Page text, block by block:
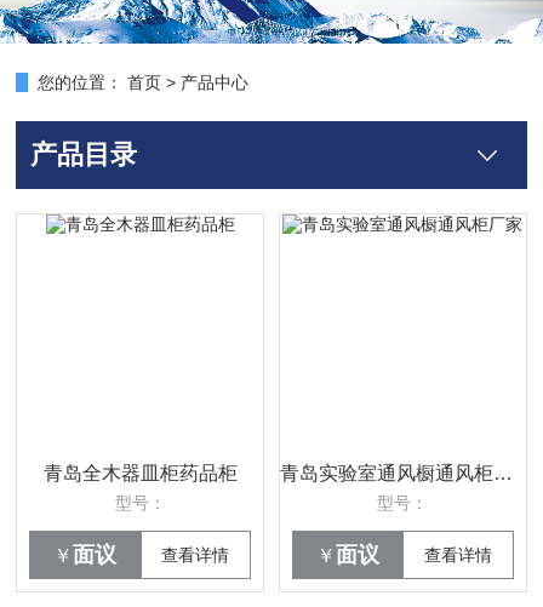
您的位置： 首页 > 产品中心
产品目录
青岛全木器皿柜药品柜
型号：
￥ 面议 查看详情
青岛实验室通风橱通风柜厂家
型号：
￥ 面议 查看详情